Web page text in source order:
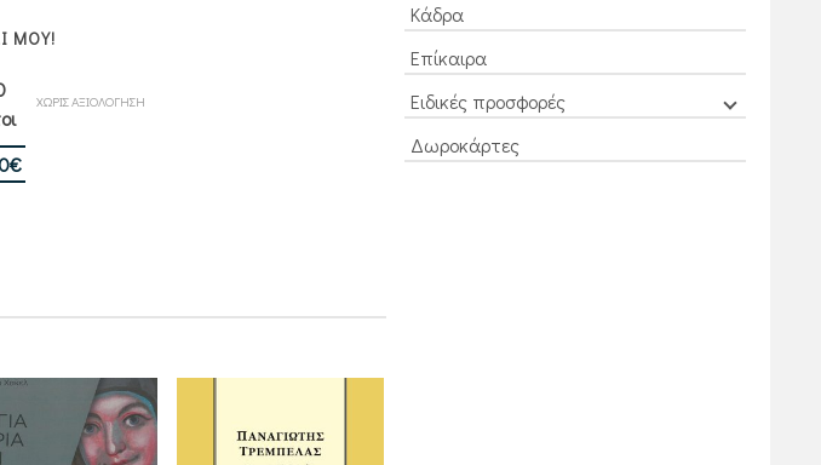
ΜΟΥ!
ΧΩΡΙΣ ΑΞΙΟΛΟΓΗΣΗ
€
Κάδρα
Επίκαιρα
Ειδικές προσφορές
Δωροκάρτες